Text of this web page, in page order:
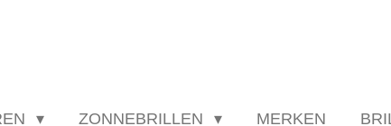
ZONNEBRILLEN MERKEN